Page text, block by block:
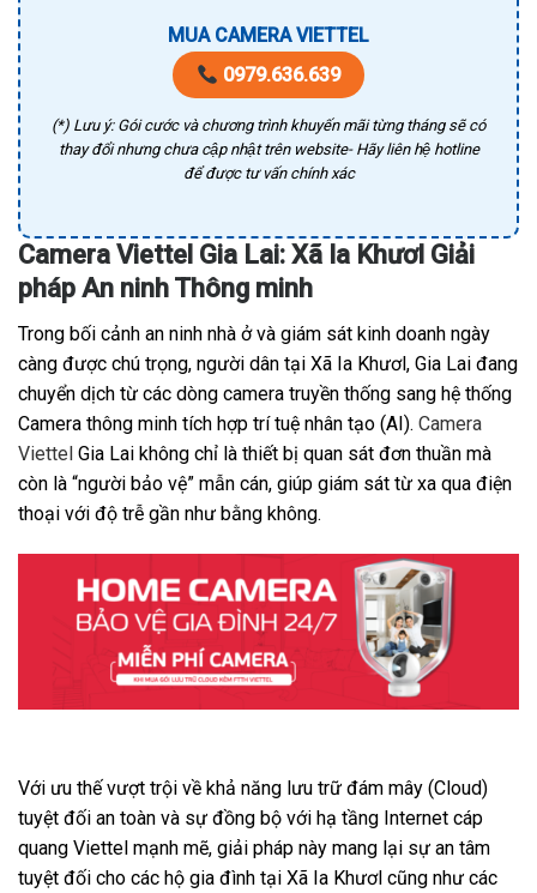
MUA CAMERA VIETTEL
0979.636.639
(*) Lưu ý: Gói cước và chương trình khuyến mãi từng tháng sẽ có
thay đổi nhưng chưa cập nhật trên website- Hãy liên hệ hotline
để được tư vấn chính xác
Camera Viettel Gia Lai: Xã Ia Khươl Giải
pháp An ninh Thông minh
Trong bối cảnh an ninh nhà ở và giám sát kinh doanh ngày
càng được chú trọng, người dân tại Xã Ia Khươl, Gia Lai đang
chuyển dịch từ các dòng camera truyền thống sang hệ thống
Camera thông minh tích hợp trí tuệ nhân tạo (AI). Camera
Viettel Gia Lai không chỉ là thiết bị quan sát đơn thuần mà
còn là “người bảo vệ” mẫn cán, giúp giám sát từ xa qua điện
thoại với độ trễ gần như bằng không.
Với ưu thế vượt trội về khả năng lưu trữ đám mây (Cloud)
tuyệt đối an toàn và sự đồng bộ với hạ tầng Internet cáp
quang Viettel mạnh mẽ, giải pháp này mang lại sự an tâm
tuyệt đối cho các hộ gia đình tại Xã Ia Khươl cũng như các